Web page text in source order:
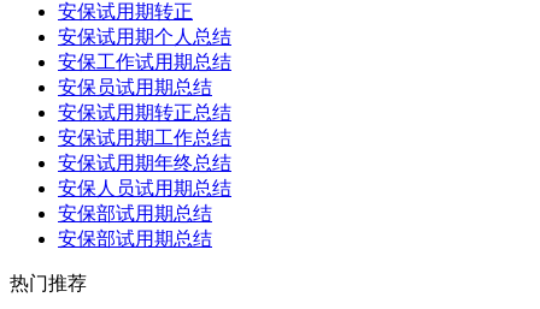
安保试用期转正
安保试用期个人总结
安保工作试用期总结
安保员试用期总结
安保试用期转正总结
安保试用期工作总结
安保试用期年终总结
安保人员试用期总结
安保部试用期总结
安保部试用期总结
热门推荐